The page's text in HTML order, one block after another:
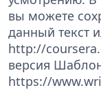
вы можете
данный текст
http://
версия
https://